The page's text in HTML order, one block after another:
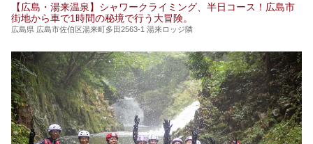
【広島・湯来温泉】シャワークライミング、半日コース！広島市
街地から車で1時間の秘境で行う大冒険。
広島県 広島市佐伯区湯来町多田2563-1 湯来ロッジ隣